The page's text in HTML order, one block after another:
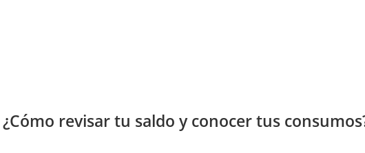
revisar tu saldo y conocer tus